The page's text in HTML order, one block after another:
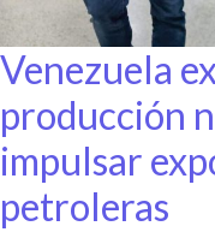
Venezuela
producción
impulsar
petroleras